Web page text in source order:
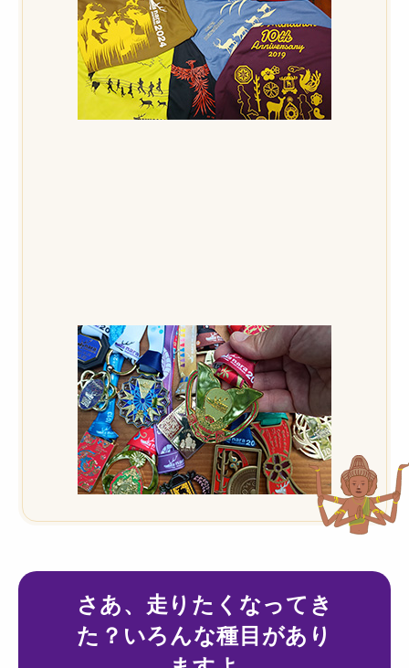
さあ、走りたくなってき
た？いろんな種目があり